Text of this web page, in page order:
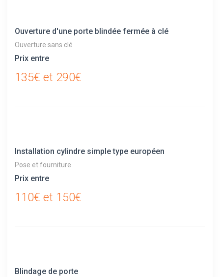
Ouverture d'une porte blindée fermée à clé
Ouverture sans clé
Prix entre
135€ et 290€
Installation cylindre simple type européen
Pose et fourniture
Prix entre
110€ et 150€
Blindage de porte